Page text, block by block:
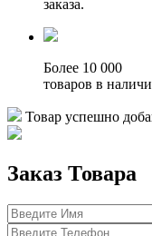
заказа.
Более 10 000
товаров в
Товар успешно
Заказ Товара